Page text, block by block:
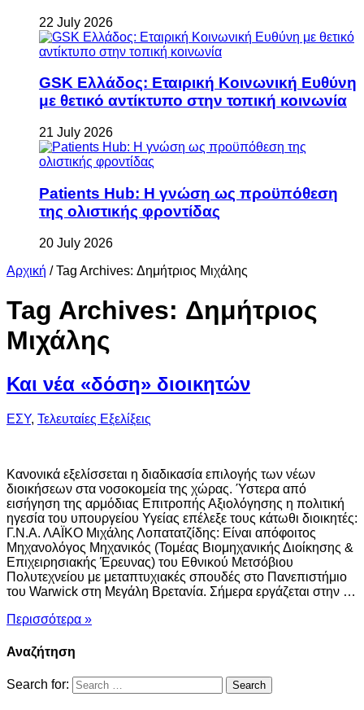
22 July 2026
GSK Ελλάδος: Εταιρική Κοινωνική Ευθύνη
με θετικό αντίκτυπο στην τοπική κοινωνία
21 July 2026
Patients Hub: Η γνώση ως προϋπόθεση
της ολιστικής φροντίδας
20 July 2026
Αρχική / Tag Archives: Δημήτριος Μιχάλης
Tag Archives: Δημήτριος
Μιχάλης
Και νέα «δόση» διοικητών
ΕΣΥ, Τελευταίες Εξελίξεις
Κανονικά εξελίσσεται η διαδικασία επιλογής των νέων
διοικήσεων στα νοσοκομεία της χώρας. Ύστερα από
εισήγηση της αρμόδιας Επιτροπής Αξιολόγησης η πολιτική
ηγεσία του υπουργείου Υγείας επέλεξε τους κάτωθι διοικητές:
Γ.Ν.Α. ΛΑΪΚΟ Μιχάλης Λοπατατζίδης: Είναι απόφοιτος
Μηχανολόγος Μηχανικός (Τομέας Βιομηχανικής Διοίκησης &
Επιχειρησιακής Έρευνας) του Εθνικού Μετσόβιου
Πολυτεχνείου με μεταπτυχιακές σπουδές στο Πανεπιστήμιο
του Warwick στη Μεγάλη Βρετανία. Σήμερα εργάζεται στην …
Περισσότερα »
Αναζήτηση
Search for: